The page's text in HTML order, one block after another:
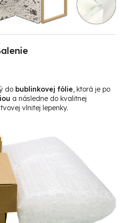
do bublinkovej fólie, ktorá je po
a následne do kvalitnej
vlnitej lepenky.